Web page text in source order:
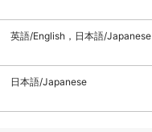
英語/English，日本語/Japanese
日本語/Japanese